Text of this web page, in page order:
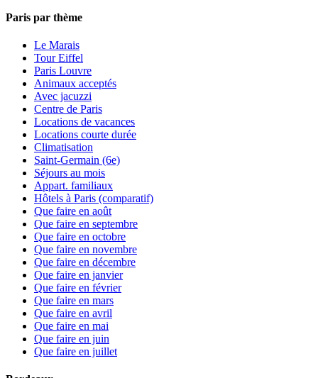
Paris par thème
Le Marais
Tour Eiffel
Paris Louvre
Animaux acceptés
Avec jacuzzi
Centre de Paris
Locations de vacances
Locations courte durée
Climatisation
Saint-Germain (6e)
Séjours au mois
Appart. familiaux
Hôtels à Paris (comparatif)
Que faire en août
Que faire en septembre
Que faire en octobre
Que faire en novembre
Que faire en décembre
Que faire en janvier
Que faire en février
Que faire en mars
Que faire en avril
Que faire en mai
Que faire en juin
Que faire en juillet